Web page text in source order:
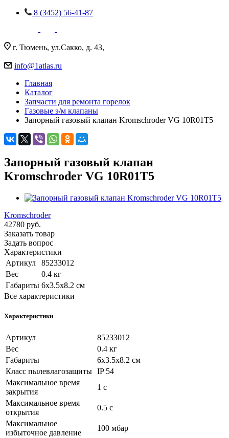
8 (3452) 56-41-87
г. Тюмень, ул.Сакко, д. 43,
info@1atlas.ru
Главная
Каталог
Запчасти для ремонта горелок
Газовые э/м клапаны
Запорный газовый клапан Kromschroder VG 10R01T5
Запорный газовый клапан
Kromschroder VG 10R01T5
Kromschroder
42780 руб.
Заказать товар
Задать вопрос
Характеристики
Артикул
85233012
Вес
0.4 кг
Габариты 6x3.5x8.2 см
Все характеристики
Характеристики
Артикул
85233012
Вес
0.4 кг
Габариты
6x3.5x8.2 см
Класс пылевлагозащиты IP 54
Максимальное время
закрытия
1 с
Максимальное время
открытия
0.5 с
Максимальное
избыточное давление
100 мбар